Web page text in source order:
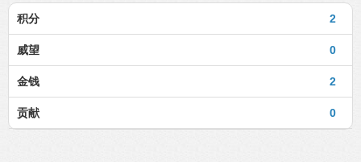
2
积分
0
威望
2
金钱
0
贡献